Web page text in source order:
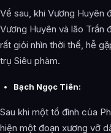
Về sau, khi Vương Huyên
Vương Huyên và lão Trần
rất giỏi nhìn thời thế, hễ
trụ Siêu phàm.
Bạch Ngọc Tiên:
Sau khi một tổ đình của
hiện một đoạn xương vỡ